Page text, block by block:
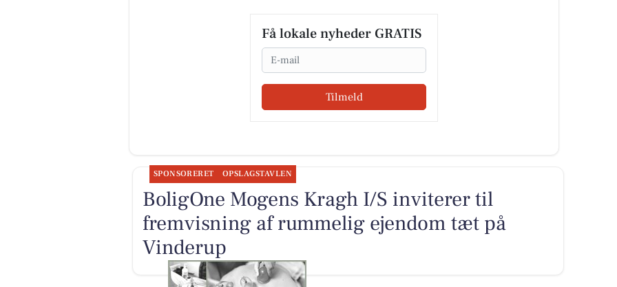
Få lokale nyheder GRATIS
Email
Tilmeld
SPONSORERET OPSLAGSTAVLEN
BoligOne Mogens Kragh I/S inviterer til
fremvisning af rummelig ejendom tæt på
Vinderup